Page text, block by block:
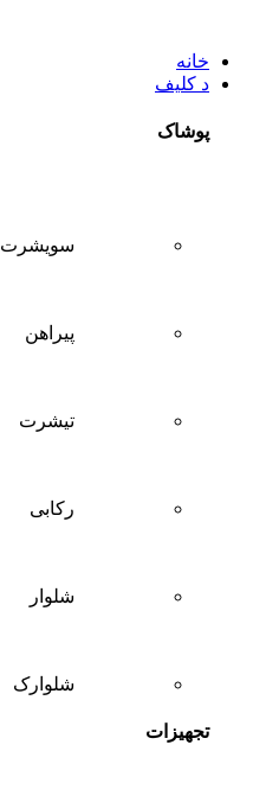
خانه
د کلیف
پوشاک
سويشرت
پیراهن
تيشرت
ركابی
شلوار
شلوارک
تجهیزات